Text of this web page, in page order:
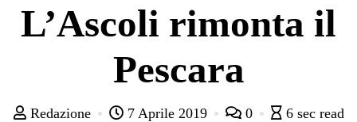
L’Ascoli rimonta il
Pescara
Redazione 7 Aprile 2019 0 6 sec read